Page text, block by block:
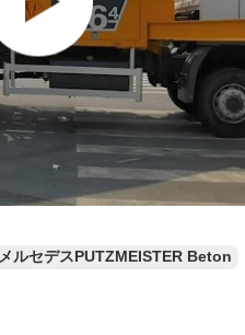
メルセデスPUTZMEISTER Beton